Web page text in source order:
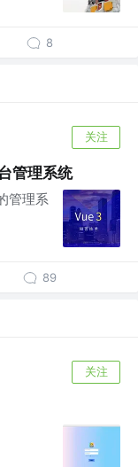
8
关注
管理系统
管理系
89
关注